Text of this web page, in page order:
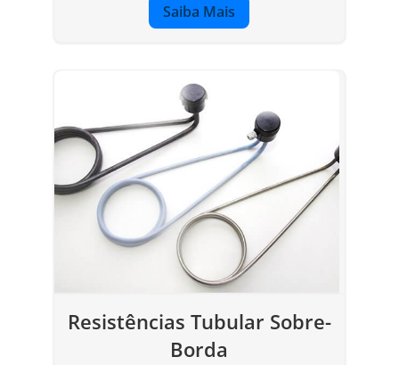
Saiba Mais
Resistências Tubular Sobre-
Borda